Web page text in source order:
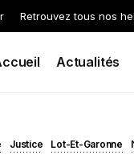
Retrouvez tous nos
Actualités
Justice Lot-Et-Garonne